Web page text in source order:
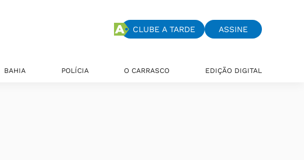
CLUBE A TARDE ASSINE
BAHIA POLÍCIA O CARRASCO EDIÇÃO DIGITAL